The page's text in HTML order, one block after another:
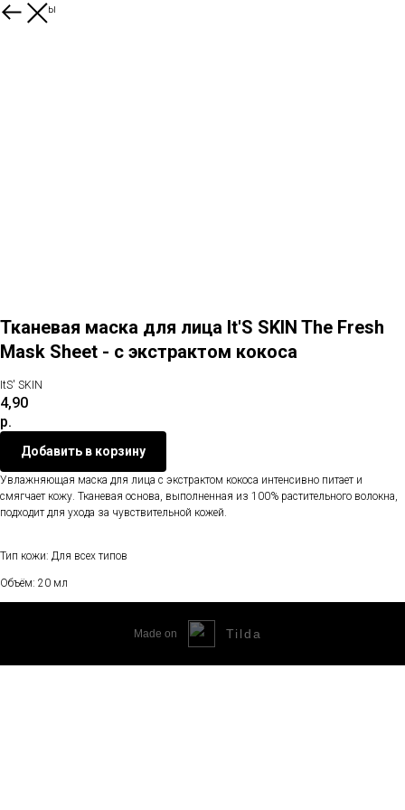
Все товары
Тканевая маска для лица It'S SKIN The Fresh
Mask Sheet - с экстрактом кокоса
ItS' SKIN
4,90
р.
Добавить в корзину
Увлажняющая маска для лица с экстрактом кокоса интенсивно питает и
смягчает кожу. Тканевая основа, выполненная из 100% растительного волокна,
подходит для ухода за чувствительной кожей.
Тип кожи: Для всех типов
Объём: 20 мл
Made on Tilda